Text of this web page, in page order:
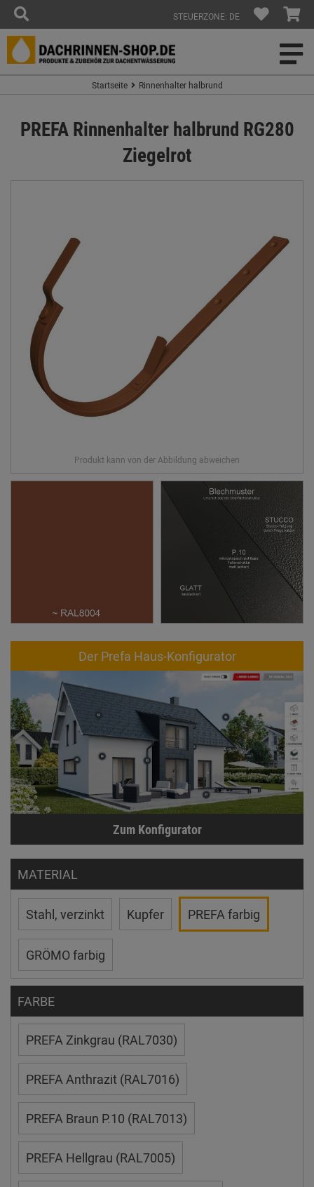
STEUERZONE: DE
Startseite Rinnenhalter halbrund
PREFA Rinnenhalter halbrund RG280
Ziegelrot
Der Prefa Haus-Konfigurator
Zum Konfigurator
MATERIAL
Stahl, verzinkt Kupfer PREFA farbig
GRÖMO farbig
FARBE
PREFA Zinkgrau (RAL7030)
PREFA Anthrazit (RAL7016)
PREFA Braun P.10 (RAL7013)
PREFA Hellgrau (RAL7005)